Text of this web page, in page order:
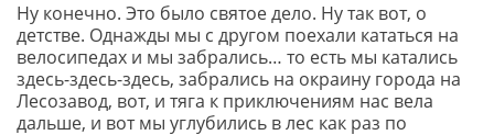
Ну конечно. Это было святое дело. Ну так вот, о
детстве. Однажды мы с другом поехали кататься на
велосипедах и мы забрались… то есть мы катались
здесь-здесь-здесь, забрались на окраину города на
Лесозавод, вот, и тяга к приключениям нас вела
дальше, и вот мы углубились в лес как раз по